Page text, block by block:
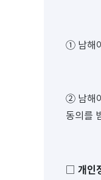
① 남해
② 남해
동의를
□ 개인